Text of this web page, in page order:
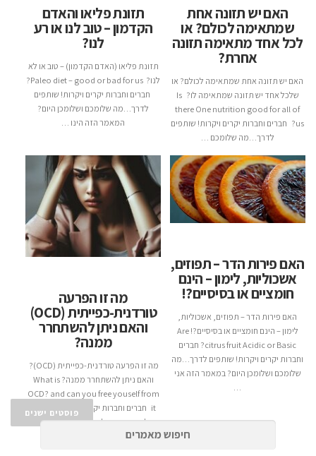
האם יש תזונה אחת
שמתאימה לכולם? או
לכל אחד מתאימה תזונה
אחרת?
האם יש תזונה אחת שמתאימה לכולם? או
שלכל אחד יש תזונה שמתאימה לו? Is
there One nutrition good for all of
us? חברים וחברות יקרים ויקרות! שותפים
לדרך…מה שלומכם …
תזונת פליאו והאדם
הקדמון – טוב לנו או רע
לנו?
תזונת פליאו (האדם הקדמון) – טוב או לא
לנו? Paleo diet – good or bad for us?
חברים וחברות יקרים ויקרות! שותפים
לדרך…מה שלומכם ושלומכן היום?
המאמר הזה הינו …
האם פירות הדר – תפוזים,
אשכוליות, לימון – הינם
חומציים או בסיסיים?!
האם פירות הדר – תפוזים, אשכוליות,
לימון – הינם חומציים או בסיסיים?! Are
citrus fruit Acidic or Basic? חברים
וחברות יקרים ויקרות! שותפים לדרך…מה
שלומכם ושלומכן היום? במאמר הזה אני
…
מה זו הפרעה
טורדנית-כפייתית (OCD)
והאם ניתן להשתחרר
ממנה?
מה זו הפרעה טורדנית-כפייתית (OCD)?
והאם ניתן להשתחרר ממנה? What is
OCD? and can you free youself from
it חברים וחברות יקרים ויקרות! שותפים
לדרך…מה שלומכם ושלומכן היום?
פוסטים ישנים